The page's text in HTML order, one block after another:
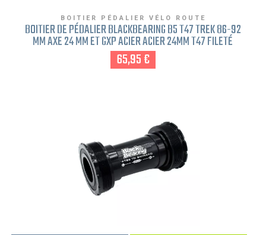
BOITIER PÉDALIER VÉLO ROUTE
BOITIER DE PÉDALIER BLACKBEARING B5 T47 TREK 86-92
MM AXE 24 MM ET GXP ACIER ACIER 24MM T47 FILETÉ
65,95 €